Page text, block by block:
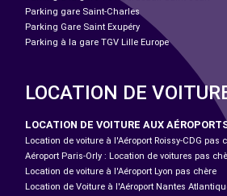
Parking gare Saint-Charles
Parking Gare Saint Exupéry
Parking à la gare TGV Lille Europe
LOCATION DE
LOCATION DE VOITURE AUX
Location de voiture à l'Aéroport Roissy-CDG pas
Aéroport Paris-Orly : Location de voitures pas
Location de voiture à l'Aéroport Lyon pas chère
Location de Voiture à l'Aéroport Nantes